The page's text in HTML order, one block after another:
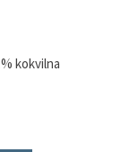
kokvilna